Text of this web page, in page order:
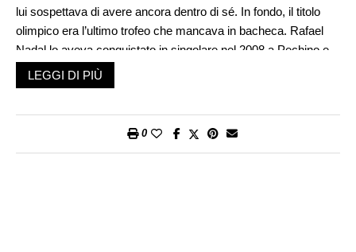
lui sospettava di avere ancora dentro di sé. In fondo, il titolo
olimpico era l’ultimo trofeo che mancava in bacheca. Rafael
Nadal lo aveva conquistato in singolare nel 2008 a Pechino e
nel doppio con Marc Lopez a Rio de Janeiro nel 2016. Roger
Federer in doppio con Stan Wawrinka sedici anni fa nella
di lacrime, che hanno reso più simpatico questo fenomeno
LEGGI DI PIÙ
0